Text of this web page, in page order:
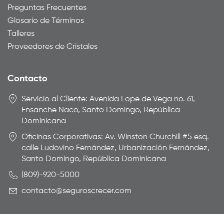
Preguntas Frecuentes
Glosario de Términos
Talleres
Proveedores de Cristales
Contacto
Servicio al Cliente: Avenida Lope de Vega no. 61,
Ensanche Naco, Santo Domingo, República
Dominicana
Oficinas Corporativas: Av. Winston Churchill #5 esq.
calle Ludovino Fernández, Urbanización Fernández,
Santo Domingo, República Dominicana
(809)-920-5000
contacto@seguroscrecer.com